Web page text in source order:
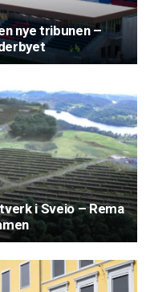
nye tribunen –
i Sveio – Rema